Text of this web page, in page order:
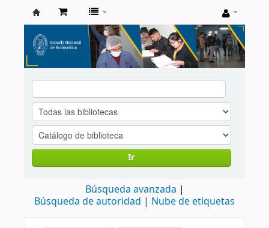
Catálogo
de
Biblioteca
ENA
Ir
Búsqueda avanzada
Búsqueda de autoridad
Nube de etiquetas